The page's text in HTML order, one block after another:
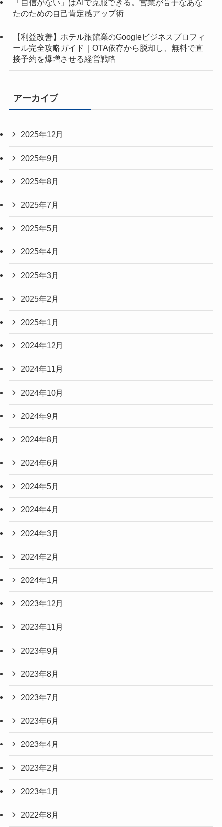
「自信がない」はAIで克服できる。営業が苦手なあな
たのための自己肯定感アップ術
【利益改善】ホテル旅館業のGoogleビジネスプロフィ
ール完全攻略ガイド｜OTA依存から脱却し、無料で直
接予約を爆増させる経営戦略
アーカイブ
2025年12月
2025年9月
2025年8月
2025年7月
2025年5月
2025年4月
2025年3月
2025年2月
2025年1月
2024年12月
2024年11月
2024年10月
2024年9月
2024年8月
2024年6月
2024年5月
2024年4月
2024年3月
2024年2月
2024年1月
2023年12月
2023年11月
2023年9月
2023年8月
2023年7月
2023年6月
2023年4月
2023年2月
2023年1月
2022年8月